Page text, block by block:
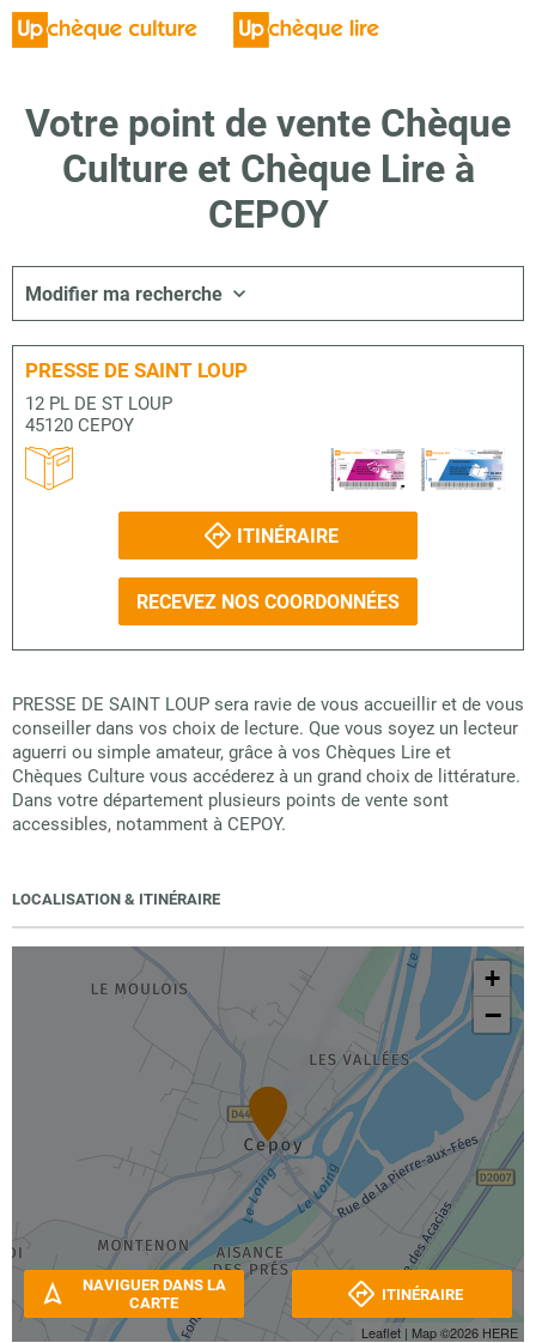
Votre point de vente Chèque
Culture et Chèque Lire à
CEPOY
Modifier ma recherche
PRESSE DE SAINT LOUP
12 PL DE ST LOUP
45120 CEPOY
ITINÉRAIRE
RECEVEZ NOS COORDONNÉES
PRESSE DE SAINT LOUP sera ravie de vous accueillir et de vous
conseiller dans vos choix de lecture. Que vous soyez un lecteur
aguerri ou simple amateur, grâce à vos Chèques Lire et
Chèques Culture vous accéderez à un grand choix de littérature.
Dans votre département plusieurs points de vente sont
accessibles, notamment à CEPOY.
LOCALISATION & ITINÉRAIRE
+
−
Leaflet | Map ©2026 HERE
NAVIGUER DANS LA
CARTE
ITINÉRAIRE